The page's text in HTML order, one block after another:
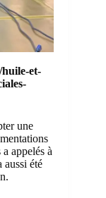
et-
une
appelés à
été